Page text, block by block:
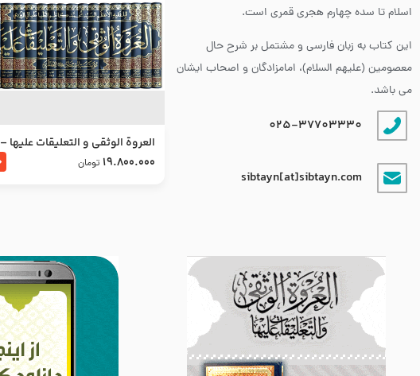
اسلام تا سده چهارم هجری قمری است.
این کتاب به زبان فارسی و مشتمل بر شرح حال
معصومین (علیهم السلام)، امامزادگان و اصحاب ایشان
می باشد.
025-37703330
sibtayn[at]sibtayn.com
العروة الوثقى و التعليقات عليها –
طرح جدید
19.800.000 تومان